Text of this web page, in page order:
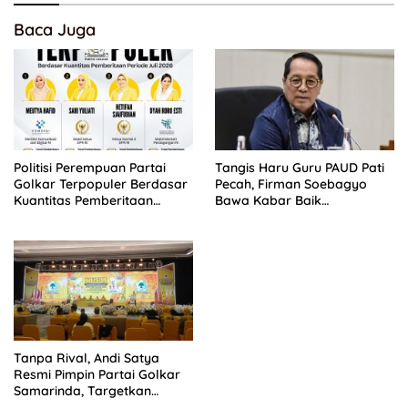
Baca Juga
Politisi Perempuan Partai
Golkar Terpopuler Berdasar
Kuantitas Pemberitaan
Tangis Haru Guru PAUD Pati
Pecah, Firman Soebagyo
Bawa Kabar Baik
Tanpa Rival, Andi Satya
Resmi Pimpin Partai Golkar
Samarinda, Targetkan